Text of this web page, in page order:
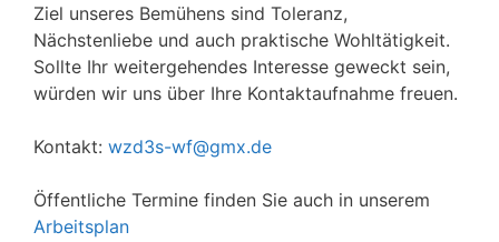
Ziel unseres Bemühens sind Toleranz,
Nächstenliebe und auch praktische Wohltätigkeit.
Sollte Ihr weitergehendes Interesse geweckt sein,
würden wir uns über Ihre Kontaktaufnahme freuen.
Kontakt: wzd3s-wf@gmx.de
Öffentliche Termine finden Sie auch in unserem
Arbeitsplan